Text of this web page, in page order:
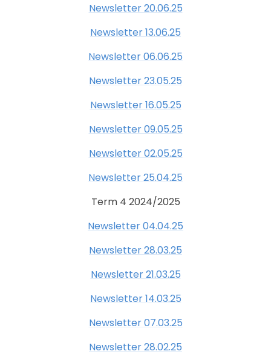
Newsletter 20.06.25
Newsletter 13.06.25
Newsletter 06.06.25
Newsletter 23.05.25
Newsletter 16.05.25
Newsletter 09.05.25
Newsletter 02.05.25
Newsletter 25.04.25
Term 4 2024/2025
Newsletter 04.04.25
Newsletter 28.03.25
Newsletter 21.03.25
Newsletter 14.03.25
Newsletter 07.03.25
Newsletter 28.02.25